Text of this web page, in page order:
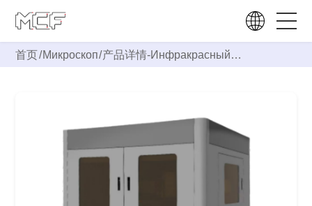
首页/Микроскоп/产品详情-Инфракрасный